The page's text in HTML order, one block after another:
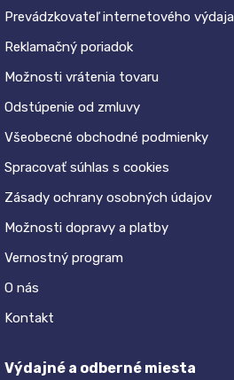
Prevádzkovateľ internetového výdaja
Reklamačný poriadok
Možnosti vrátenia tovaru
Odstúpenie od zmluvy
Všeobecné obchodné podmienky
Spracovať súhlas s cookies
Zásady ochrany osobných údajov
Možnosti dopravy a platby
Vernostný program
O nás
Kontakt
Výdajné a odberné miesta